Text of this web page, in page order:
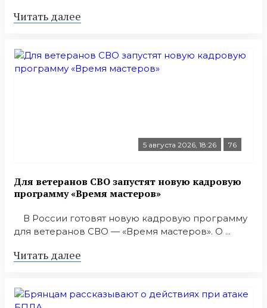
Читать далее
5 августа 2026, 18:26 76
Для ветеранов СВО запустят новую кадровую
программу «Время мастеров»
В России готовят новую кадровую программу
для ветеранов СВО — «Время мастеров». О ...
Читать далее